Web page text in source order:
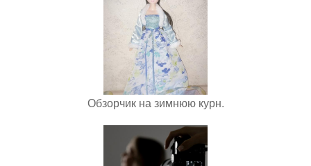
Обзорчик на зимнюю курн.